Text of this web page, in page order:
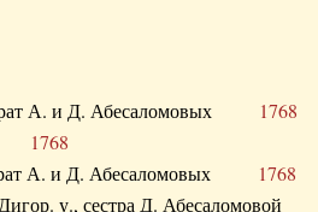
брат А. и Д. Абесаломовых 1768
1768
брат А. и Д. Абесаломовых 1768
Дигор. у., сестра Д. Абесаломовой